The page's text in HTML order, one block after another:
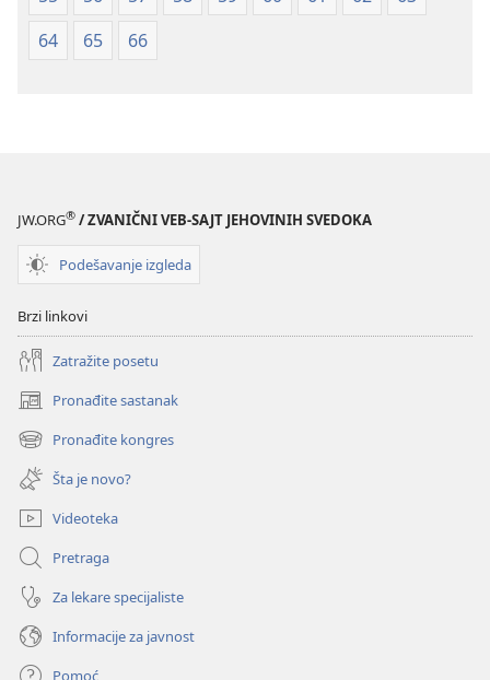
64
65 66
JW.ORG® / ZVANIČNI VEB-SAJT JEHOVINIH SVEDOKA
Podešavanje izgleda
Brzi linkovi
Zatražite posetu
Pronađite sastanak
(otvara
novi
prozor)
Pronađite kongres
(otvara
novi
prozor)
Šta je novo?
Videoteka
Pretraga
Za lekare specijaliste
Informacije za javnost
Pomoć